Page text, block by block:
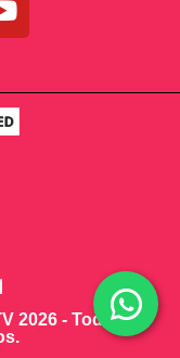
2026 - Todos os